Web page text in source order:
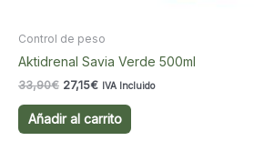
Control de peso
Aktidrenal Savia Verde 500ml
33,90€ El
original
era:
27,15€El
actual
es:
IVA Incluido
Añadir al carrito